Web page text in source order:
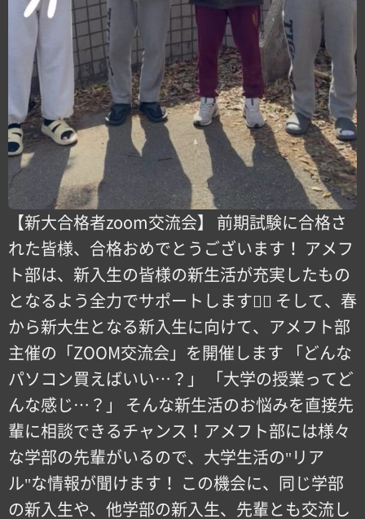
【新大合格者zoom交流会】 前期試験に合格さ
れた皆様、合格おめでとうございます！ アメフ
ト部は、新入生の皆様の新生活が充実したもの
となるよう全力でサポートします！🏻 そして、春
から新大生となる新入生に向けて、アメフト部
主催の「ZOOM交流会」を開催します️ 「どんな
パソコン買えばいい…？」 「大学の授業ってど
んな感じ…？」 そんな新生活のお悩みを直接先
輩に相談できるチャンス！アメフト部には様々
な学部の先輩がいるので、大学生活の"リア
ル"な情報が聞けます！ この機会に、同じ学部
の新入生や、他学部の新入生、先輩とも交流し